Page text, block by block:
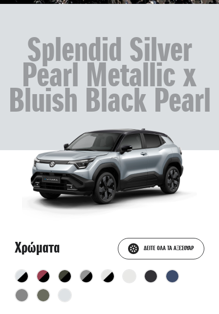
Splendid Silver
Pearl Metallic x
Bluish Black Pearl
Χρώματα ΔΕΙΤΕ ΟΛΑ ΤΑ ΑΞΕΣΟΥΑΡ